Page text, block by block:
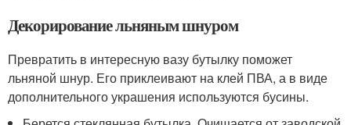
Декорирование льняным шнуром
Превратить в интересную вазу бутылку поможет
льняной шнур. Его приклеивают на клей ПВА, а в виде
дополнительного украшения используются бусины.